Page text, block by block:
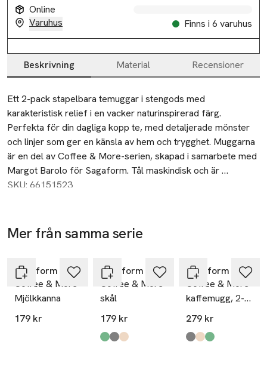
Online
Varuhus
Finns i 6 varuhus
Beskrivning Material Recensioner
Beskrivning
Ett 2-pack stapelbara temuggar i stengods med
karakteristisk relief i en vacker naturinspirerad färg.
Perfekta för din dagliga kopp te, med detaljerade mönster
och linjer som ger en känsla av hem och trygghet. Muggarna
är en del av Coffee & More-serien, skapad i samarbete med
Margot Barolo för Sagaform. Tål maskindisk och är
livsmedelssäkra.
SKU: 66151523
Mer från samma serie
Sagaform
Coffee & More
Mjölkkanna
179 kr
Sagaform
Coffee & More
skål
179 kr
Produkten finns i färgerna:
Green,
Grey,
Beige,
Sagaform
Coffee & More
kaffemugg, 2-
pack
279 kr
Produkten finns i
Grey,
Beige,
Green,